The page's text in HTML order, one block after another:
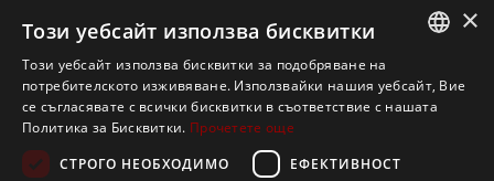
Вашият надежден партньор в
европейски програми
ENGLISH
BULGARIAN
×
Този уебсайт използва бисквитки
Този уебсайт използва бисквитки за подобряване на
потребителското изживяване. Използвайки нашия уебсайт, Вие
се съгласявате с всички бисквитки в съответствие с нашата
Политика за Бисквитки. Прочетете още
СТРОГО НЕОБХОДИМО
ЕФЕКТИВНОСТ